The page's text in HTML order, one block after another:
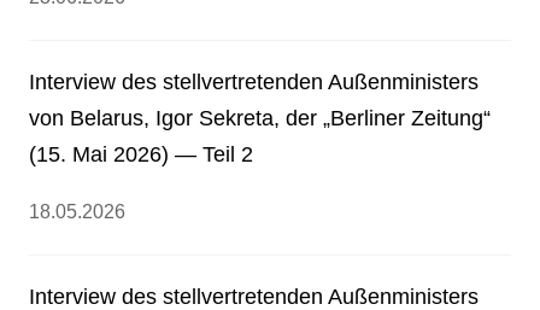
Interview des stellvertretenden Außenministers
von Belarus, Igor Sekreta, der „Berliner Zeitung“
(15. Mai 2026) — Teil 2
18.05.2026
Interview des stellvertretenden Außenministers